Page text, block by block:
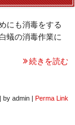
にも消毒をする
蟻の消毒作業に
続きを読む
| by admin | Perma Link